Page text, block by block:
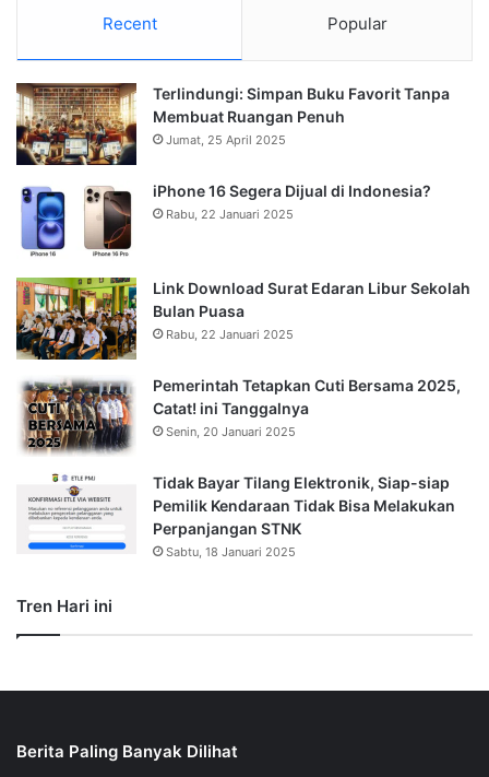
Recent Popular
Terlindungi: Simpan Buku Favorit Tanpa
Membuat Ruangan Penuh
Jumat, 25 April 2025
iPhone 16 Segera Dijual di Indonesia?
Rabu, 22 Januari 2025
Link Download Surat Edaran Libur Sekolah
Bulan Puasa
Rabu, 22 Januari 2025
Pemerintah Tetapkan Cuti Bersama 2025,
Catat! ini Tanggalnya
Senin, 20 Januari 2025
Tidak Bayar Tilang Elektronik, Siap-siap
Pemilik Kendaraan Tidak Bisa Melakukan
Perpanjangan STNK
Sabtu, 18 Januari 2025
Tren Hari ini
Berita Paling Banyak Dilihat